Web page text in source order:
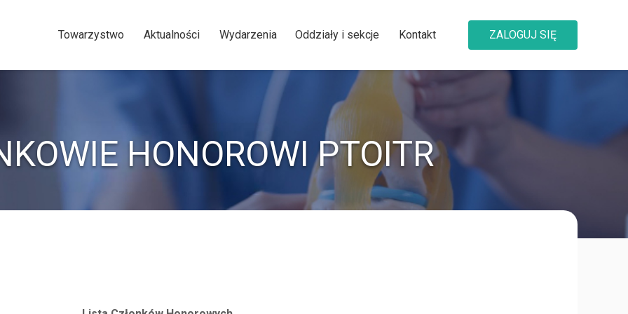
Towarzystwo Aktualności Wydarzenia Oddziały i sekcje Kontakt ZALOGUJ SIĘ
HONOROWI PTOITR